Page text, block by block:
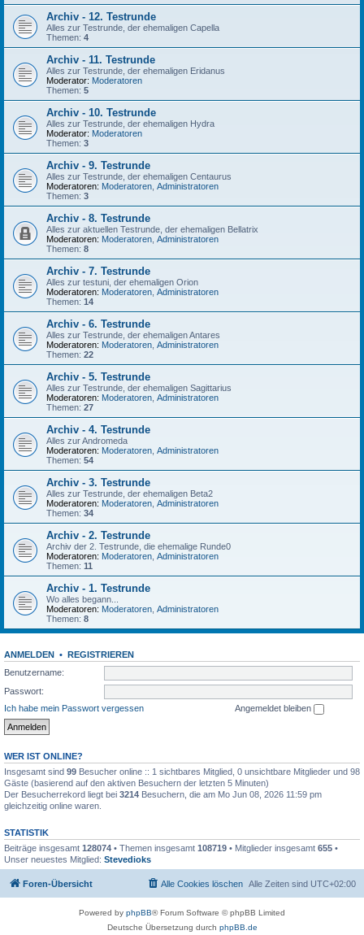
Archiv - 12. Testrunde
Alles zur Testrunde, der ehemaligen Capella
Themen: 4
Archiv - 11. Testrunde
Alles zur Testrunde, der ehemaligen Eridanus
Moderator: Moderatoren
Themen: 5
Archiv - 10. Testrunde
Alles zur Testrunde, der ehemaligen Hydra
Moderator: Moderatoren
Themen: 3
Archiv - 9. Testrunde
Alles zur Testrunde, der ehemaligen Centaurus
Moderatoren: Moderatoren Administratoren
Themen: 3
Archiv - 8. Testrunde
Alles zur aktuellen Testrunde, der ehemaligen Bellatrix
Moderatoren: Moderatoren Administratoren
Themen: 8
Archiv - 7. Testrunde
Alles zur testuni, der ehemaligen Orion
Moderatoren: Moderatoren Administratoren
Themen: 14
Archiv - 6. Testrunde
Alles zur Testrunde, der ehemaligen Antares
Moderatoren: Moderatoren Administratoren
Themen: 22
Archiv - 5. Testrunde
Alles zur Testrunde, der ehemaligen Sagittarius
Moderatoren: Moderatoren Administratoren
Themen: 27
Archiv - 4. Testrunde
Alles zur Andromeda
Moderatoren: Moderatoren Administratoren
Themen: 54
Archiv - 3. Testrunde
Alles zur Testrunde, der ehemaligen Beta2
Moderatoren: Moderatoren Administratoren
Themen: 34
Archiv - 2. Testrunde
Archiv der 2. Testrunde, die ehemalige Runde0
Moderatoren: Moderatoren Administratoren
Themen: 11
Archiv - 1. Testrunde
Wo alles begann...
Moderatoren: Moderatoren Administratoren
Themen: 8
ANMELDEN • REGISTRIEREN
Benutzername:
Passwort:
Ich habe mein Passwort vergessen
Angemeldet bleiben
WER IST ONLINE?
Insgesamt sind 99 Besucher online :: 1 sichtbares Mitglied, 0 unsichtbare Mitglieder und 98
Gäste (basierend auf den aktiven Besuchern der letzten 5 Minuten)
Der Besucherrekord liegt bei 3214 Besuchern, die am Mo Jun 08, 2026 11:59 pm
gleichzeitig online waren.
STATISTIK
Beiträge insgesamt 128074 • Themen insgesamt 108719 • Mitglieder insgesamt 655 •
Unser neuestes Mitglied: Stevedioks
Foren-Übersicht Alle Zeiten sind UTC+02:00
Alle Cookies löschen
Powered by phpBB® Forum Software © phpBB Limited
Deutsche Übersetzung durch phpBB.de